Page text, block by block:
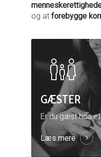
menneske
og at forebygge
GÆSTER
Er du gæst hos
Læs mere